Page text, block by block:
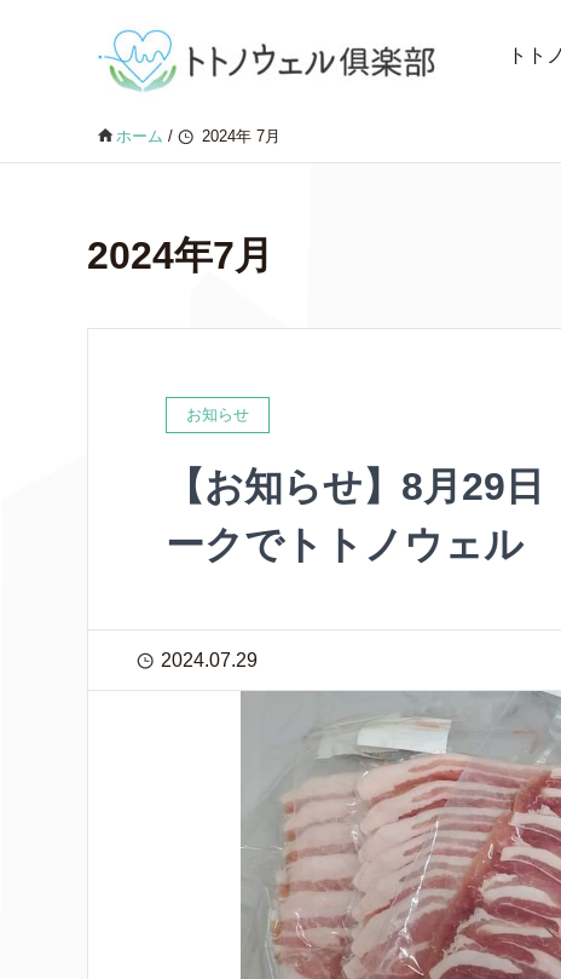
トト
ホーム / 2024年 7月
2024年7月
お知らせ
【お知らせ】8月29
ークでトトノウェル
2024.07.29